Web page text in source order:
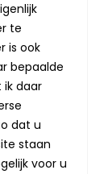
te
is ook
bepaalde
daar
dat u
staan
voor u